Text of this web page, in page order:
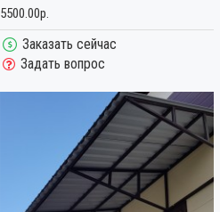
5500.00р.
Заказать сейчас
Задать вопрос